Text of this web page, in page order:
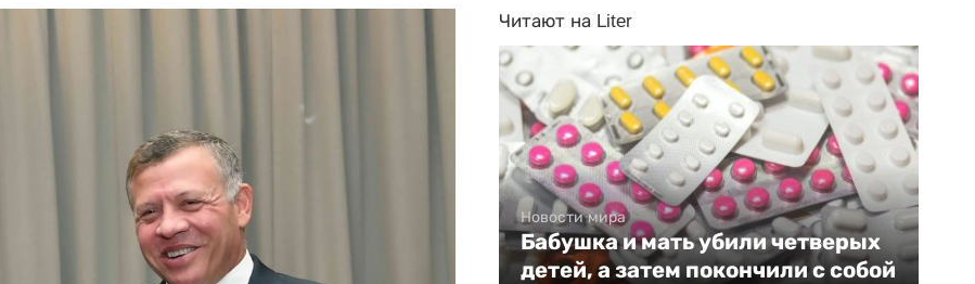
Читают на Liter
Новости мира
Бабушка и мать убили четверых
детей, а затем покончили с собой